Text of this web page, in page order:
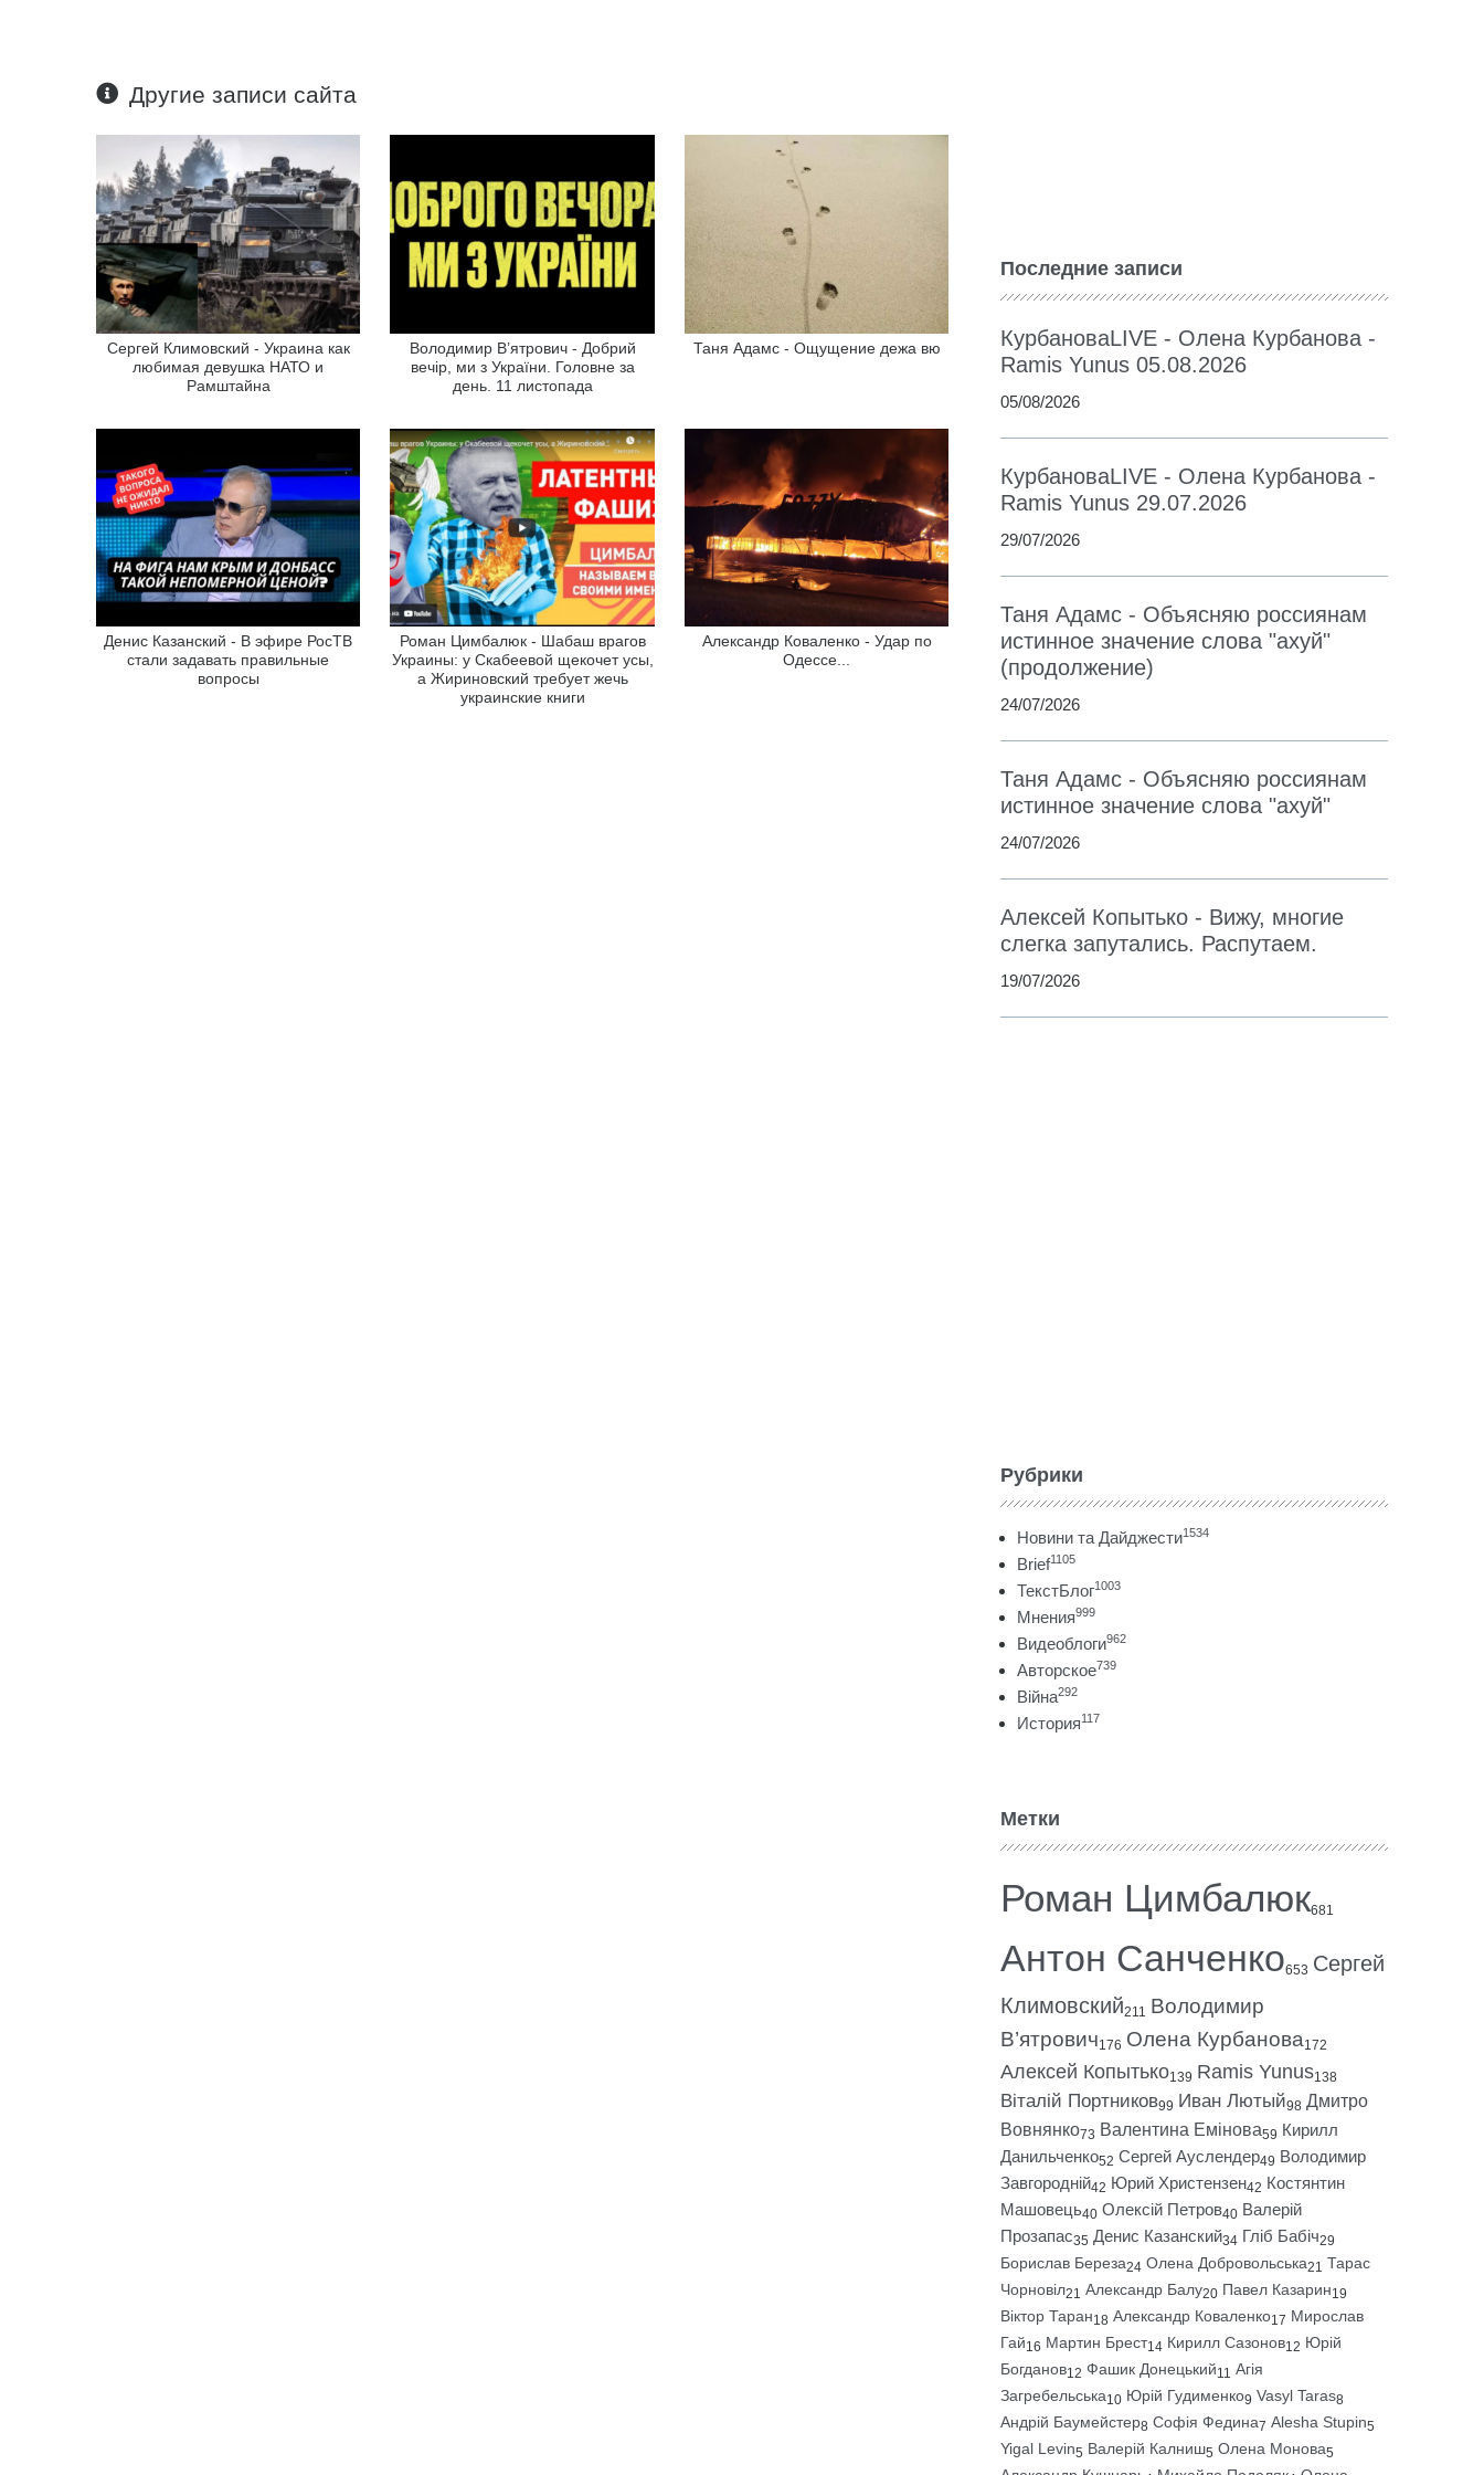
Другие записи сайта
Сергей Климовский - Украина как
любимая девушка НАТО и
Рамштайна
Володимир В’ятрович - Добрий
вечір, ми з України. Головне за
день. 11 листопада
Таня Адамс - Ощущение дежа вю
Денис Казанский - В эфире РосТВ
стали задавать правильные
вопросы
Роман Цимбалюк - Шабаш врагов
Украины: у Скабеевой щекочет усы,
а Жириновский требует жечь
украинские книги
Александр Коваленко - Удар по
Одессе...
Последние записи
КурбановаLIVE - Олена Курбанова -
Ramis Yunus 05.08.2026
05/08/2026
КурбановаLIVE - Олена Курбанова -
Ramis Yunus 29.07.2026
29/07/2026
Таня Адамс - Объясняю россиянам
истинное значение слова "ахуй"
(продолжение)
24/07/2026
Таня Адамс - Объясняю россиянам
истинное значение слова "ахуй"
24/07/2026
Алексей Копытько - Вижу, многие
слегка запутались. Распутаем.
19/07/2026
Рубрики
Новини та Дайджести1534
Brief1105
ТекстБлог1003
Мнения999
Видеоблоги962
Авторское739
Війна292
История117
Метки
Роман Цимбалюк681
Антон Санченко653 Сергей
Климовский211 Володимир
В’ятрович176 Олена Курбанова172
Алексей Копытько139 Ramis Yunus138
Віталій Портников99 Иван Лютый98 Дмитро
Вовнянко73 Валентина Емінова59 Кирилл
Данильченко52 Сергей Ауслендер49 Володимир
Завгородній42 Юрий Христензен42 Костянтин
Машовець40 Олексій Петров40 Валерій
Прозапас35 Денис Казанский34 Гліб Бабіч29
Борислав Береза24 Олена Добровольська21 Тарас
Чорновіл21 Александр Балу20 Павел Казарин19
Віктор Таран18 Александр Коваленко17 Мирослав
Гай16 Мартин Брест14 Кирилл Сазонов12 Юрій
Богданов12 Фашик Донецький11 Агія
Загребельська10 Юрій Гудименко9 Vasyl Taras8
Андрій Баумейстер8 Софія Федина7 Alesha Stupin5
Yigal Levin5 Валерій Калниш5 Олена Монова5